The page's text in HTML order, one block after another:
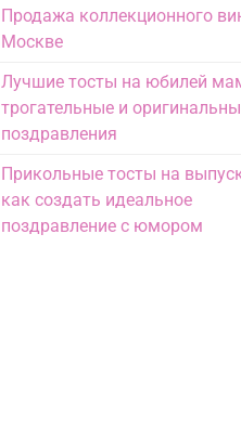
Продажа коллекционного
Москве
Лучшие тосты на юбилей
трогательные и
поздравления
Прикольные тосты на
как создать идеальное
поздравление с юмором